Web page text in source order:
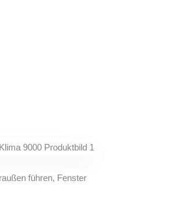
führen, Fenster